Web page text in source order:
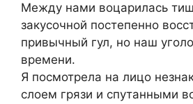
Между нами воцарилась
закусочной постепенно
привычный гул, но наш
времени.
Я посмотрела на лицо
слоем грязи и спутанными